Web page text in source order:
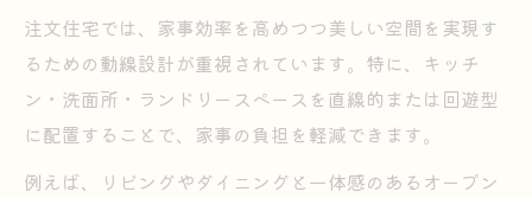
注文住宅では、家事効率を高めつつ美しい空間を実現す
るための動線設計が重視されています。特に、キッチ
ン・洗面所・ランドリースペースを直線的または回遊型
に配置することで、家事の負担を軽減できます。
例えば、リビングやダイニングと一体感のあるオープン